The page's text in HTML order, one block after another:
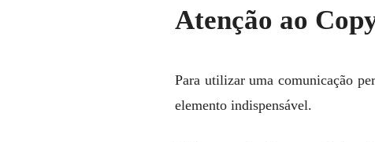
Atenção ao
Para utilizar uma comunicação
elemento indispensável.